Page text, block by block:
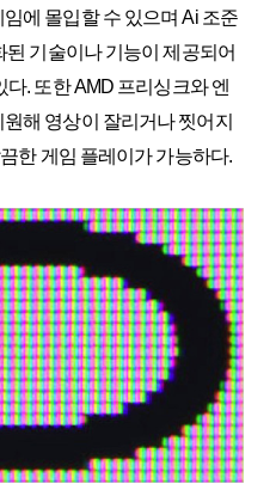
에 몰입할 수 있으며 Ai 조준
기술이나 기능이 제공되어
. 또한 AMD 프리싱크와 엔
해 영상이 잘리거나 찟어지
한 게임 플레이가 가능하다.